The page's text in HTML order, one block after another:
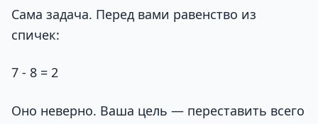
Сама задача. Перед вами равенство из
спичек:
7 - 8 = 2
Оно неверно. Ваша цель — переставить всего